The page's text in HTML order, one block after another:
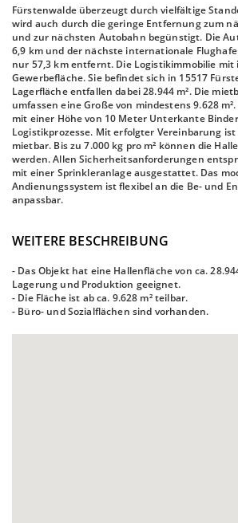
Fürstenwalde überzeugt durch vielfältige
wird auch durch die geringe Entfernung zum
und zur nächsten Autobahn begünstigt. Die
6,9 km und der nächste internationale
nur 57,3 km entfernt. Die Logistikimmobilie mit
Gewerbefläche. Sie befindet sich in 15517
Lagerfläche entfallen dabei 28.944 m². Die
umfassen eine Große von mindestens 9.628
mit einer Höhe von 10 Meter Unterkante
Logistikprozesse. Mit erfolgter Vereinbarung ist
mietbar. Bis zu 7.000 kg pro m² können die
werden. Allen Sicherheitsanforderungen
mit einer Sprinkleranlage ausgestattet. Das
Andienungssystem ist flexibel an die Be- und
anpassbar.
WEITERE BESCHREIBUNG
- Das Objekt hat eine Hallenfläche von ca.
Lagerung und Produktion geeignet.
- Die Fläche ist ab ca. 9.628 m² teilbar.
- Büro- und Sozialflächen sind vorhanden.